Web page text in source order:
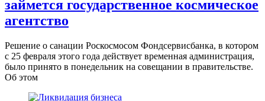
займется государственное космическое
агентство
Решение о санации Роскосмосом Фондсервисбанка, в котором
с 25 февраля этого года действует временная администрация,
было принято в понедельник на совещании в правительстве.
Об этом